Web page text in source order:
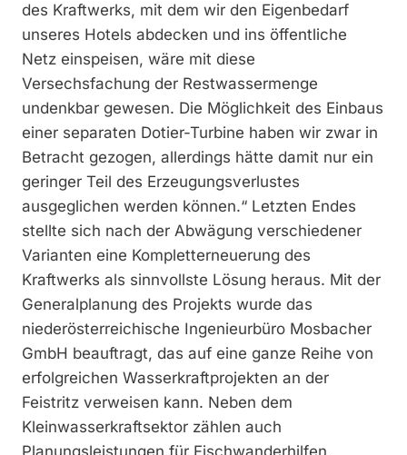
des Kraftwerks, mit dem wir den Eigenbedarf
unseres Hotels abdecken und ins öffentliche
Netz einspeisen, wäre mit diese
Versechsfachung der Restwassermenge
undenkbar gewesen. Die Möglichkeit des Einbaus
einer separaten Dotier-Turbine haben wir zwar in
Betracht gezogen, allerdings hätte damit nur ein
geringer Teil des Erzeugungsverlustes
ausgeglichen werden können.“ Letzten Endes
stellte sich nach der Abwägung verschiedener
Varianten eine Kompletterneuerung des
Kraftwerks als sinnvollste Lösung heraus. Mit der
Generalplanung des Projekts wurde das
niederösterreichische Ingenieurbüro Mosbacher
GmbH beauftragt, das auf eine ganze Reihe von
erfolgreichen Wasserkraftprojekten an der
Feistritz verweisen kann. Neben dem
Kleinwasserkraftsektor zählen auch